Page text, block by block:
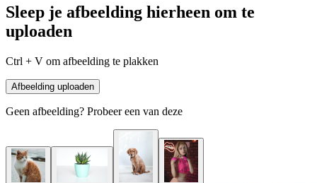
Sleep je afbeelding hierheen om te
uploaden
Ctrl + V om afbeelding te plakken
Afbeelding uploaden
Geen afbeelding? Probeer een van deze